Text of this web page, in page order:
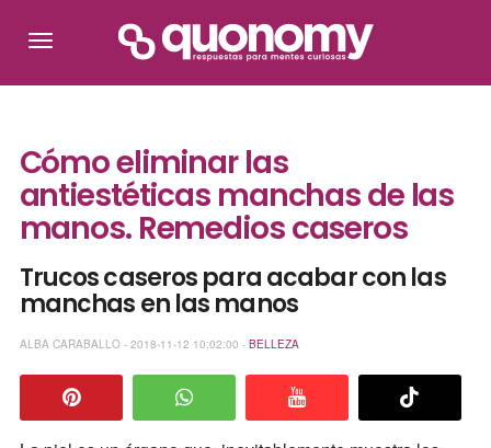
Cómo eliminar las
antiestéticas manchas de las
manos. Remedios caseros
Trucos caseros para acabar con las
manchas en las manos
ALBA CARABALLO - 2018-11-12 10:02:00 - BELLEZA